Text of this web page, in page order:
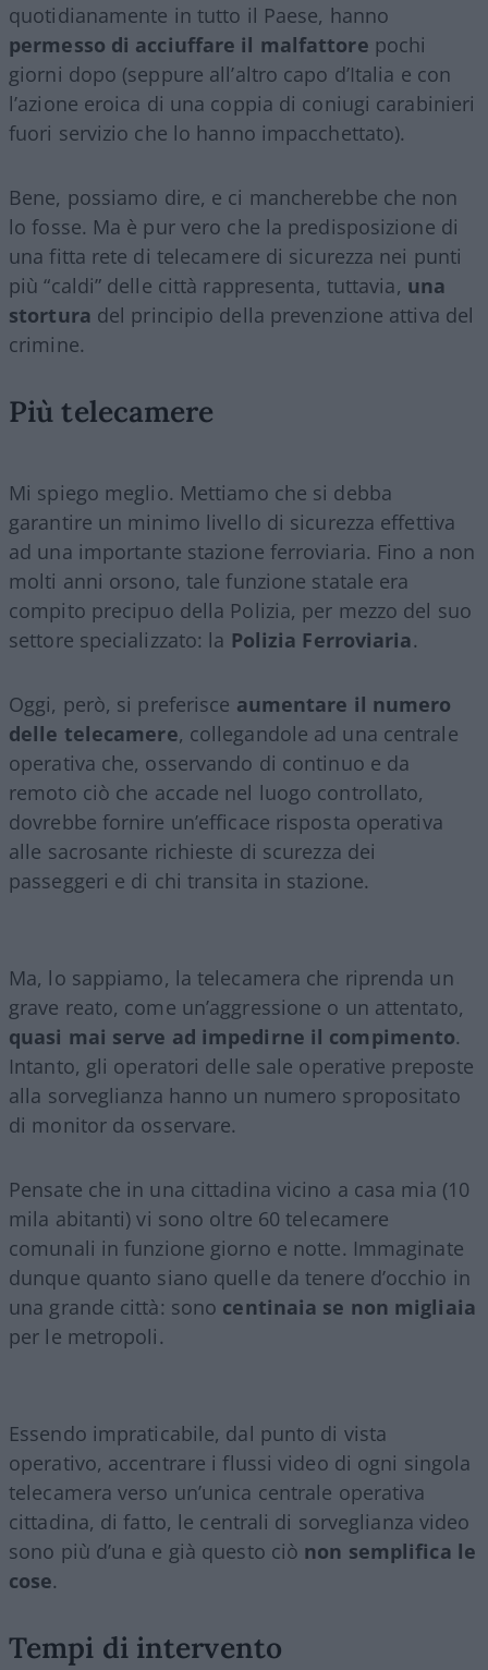
quotidianamente in tutto il Paese, hanno
permesso di acciuffare il malfattore pochi
giorni dopo (seppure all’altro capo d’Italia e con
l’azione eroica di una coppia di coniugi carabinieri
fuori servizio che lo hanno impacchettato).
Bene, possiamo dire, e ci mancherebbe che non
lo fosse. Ma è pur vero che la predisposizione di
una fitta rete di telecamere di sicurezza nei punti
più “caldi” delle città rappresenta, tuttavia, una
stortura del principio della prevenzione attiva del
crimine.
Più telecamere
Mi spiego meglio. Mettiamo che si debba
garantire un minimo livello di sicurezza effettiva
ad una importante stazione ferroviaria. Fino a non
molti anni orsono, tale funzione statale era
compito precipuo della Polizia, per mezzo del suo
settore specializzato: la Polizia Ferroviaria.
Oggi, però, si preferisce aumentare il numero
delle telecamere, collegandole ad una centrale
operativa che, osservando di continuo e da
remoto ciò che accade nel luogo controllato,
dovrebbe fornire un’efficace risposta operativa
alle sacrosante richieste di scurezza dei
passeggeri e di chi transita in stazione.
Ma, lo sappiamo, la telecamera che riprenda un
grave reato, come un’aggressione o un attentato,
quasi mai serve ad impedirne il compimento.
Intanto, gli operatori delle sale operative preposte
alla sorveglianza hanno un numero spropositato
di monitor da osservare.
Pensate che in una cittadina vicino a casa mia (10
mila abitanti) vi sono oltre 60 telecamere
comunali in funzione giorno e notte. Immaginate
dunque quanto siano quelle da tenere d’occhio in
una grande città: sono centinaia se non migliaia
per le metropoli.
Essendo impraticabile, dal punto di vista
operativo, accentrare i flussi video di ogni singola
telecamera verso un’unica centrale operativa
cittadina, di fatto, le centrali di sorveglianza video
sono più d’una e già questo ciò non semplifica le
cose.
Tempi di intervento